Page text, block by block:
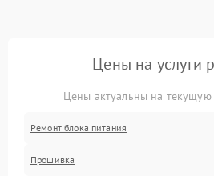
Цены на услуги
Цены актуальны на текущую
Ремонт блока питания
Прошивка